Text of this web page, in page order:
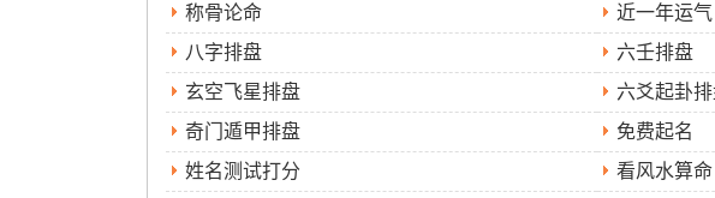
称骨论命
近一年运气
八字排盘
六壬排盘
玄空飞星排盘
六爻起卦
奇门遁甲排盘
免费起名
姓名测试打分
看风水算命